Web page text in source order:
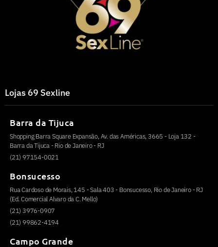
Lojas 69 Sexline
Barra da Tijuca
Shopping Barra Square Expansão, Av. das Américas, 3665 - Loja 132 -
Barra da Tijuca - Rio de Janeiro - RJ
(21) 97154-0021
Bonsucesso
Rua Cardoso de Morais, 145 - Sala 403 - Bonsucesso, Rio de Janeiro - RJ
(Ed. Comercial Alvaro da C. Mello)
(21) 3976-0907
(21) 99862-4194
Campo Grande